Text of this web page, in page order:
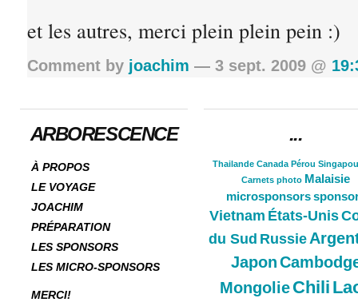
et les autres, merci plein plein pein :)
Comment by joachim — 3 sept. 2009 @
ARBORESCENCE
À PROPOS
LE VOYAGE
JOACHIM
PRÉPARATION
LES SPONSORS
LES MICRO-SPONSORS
MERCI!
...
Thailande Canada Pérou
Carnets photo Malaisie
microsponsors
Vietnam États-Unis
du Sud Russie
Japon
Mongolie Chili